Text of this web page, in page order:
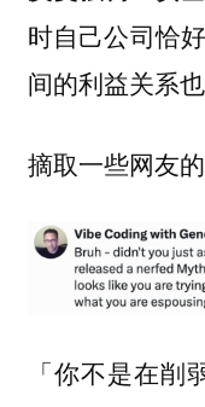
时自己公司恰
间的利益关系
摘取一些网友
「你不是在削